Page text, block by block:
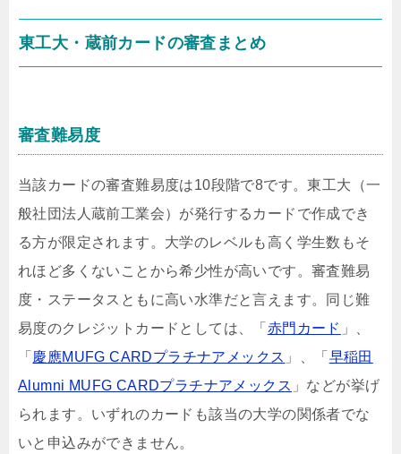
東工大・蔵前カードの審査まとめ
審査難易度
当該カードの審査難易度は10段階で8です。東工大（一
般社団法人蔵前工業会）が発行するカードで作成でき
る方が限定されます。大学のレベルも高く学生数もそ
れほど多くないことから希少性が高いです。審査難易
度・ステータスともに高い水準だと言えます。同じ難
易度のクレジットカードとしては、「 赤門カード 」、
「 慶應MUFG CARDプラチナアメックス 」、「 早稲田
Alumni MUFG CARDプラチナアメックス 」などが挙げ
られます。いずれのカードも該当の大学の関係者でな
いと申込みができません。